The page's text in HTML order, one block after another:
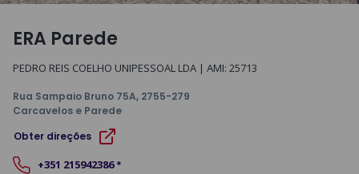
ERA Parede
PEDRO REIS COELHO UNIPESSOAL LDA | AMI: 25713
Rua Sampaio Bruno 75A, 2755-279
Carcavelos e Parede
Obter direções
+351 215942386 *